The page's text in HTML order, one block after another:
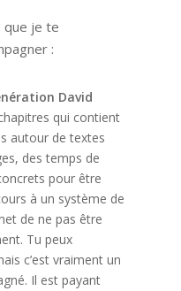
que je te
:
David
qui contient
autour de textes
des temps de
pour être
à un système de
de ne pas être
Tu peux
c’est vraiment un
Il est payant